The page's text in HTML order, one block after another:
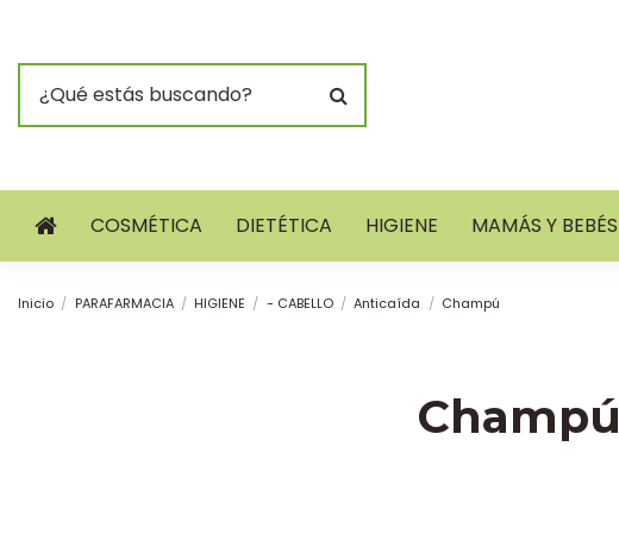
COSMÉTICA DIETÉTICA HIGIENE MAMÁS Y BEBÉS
Inicio PARAFARMACIA HIGIENE - CABELLO Anticaída Champú
Champú